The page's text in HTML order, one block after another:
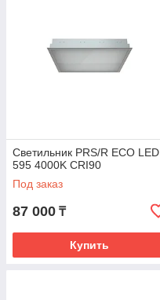
Светильник PRS/R ECO LED
595 4000K CRI90
Под заказ
87 000 ₸
Купить